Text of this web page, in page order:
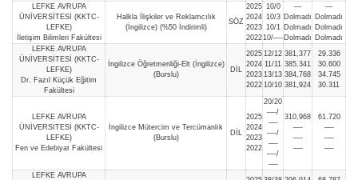
LEFKE AVRUPA
ÜNİVERSİTESİ (KKTC-
LEFKE)
İletişim Bilimleri Fakültesi
Halkla İlişkiler ve Reklamcılık
(İngilizce) (%50 İndirimli)
SÖZ
2025
2024
2023
2022
10/0
10/3
10/1
10/—-
—
Dolmadı
Dolmadı
Dolmadı
—
Dolmadı
Dolmadı
Dolmadı
LEFKE AVRUPA
ÜNİVERSİTESİ (KKTC-
LEFKE)
Dr. Fazıl Küçük Eğitim
Fakültesi
İngilizce Öğretmenliği-Elt (İngilizce)
(Burslu)
DİL
2025
2024
2023
2022
12/12
11/11
13/13
10/10
381,377
385,341
384,768
381,924
29.336
30.600
34.745
30.311
LEFKE AVRUPA
ÜNİVERSİTESİ (KKTC-
LEFKE)
Fen ve Edebiyat Fakültesi
İngilizce Mütercim ve Tercümanlık
(Burslu)
DİL
2025
2024
2023
2022
20/20
—-/
—-
—-/
—-
—-/
—-
310,968
—-
—-
—-
61.720
—-
—-
—-
LEFKE AVRUPA